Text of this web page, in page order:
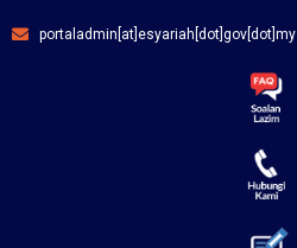
portaladmin[at]esyariah[dot]gov[dot]my